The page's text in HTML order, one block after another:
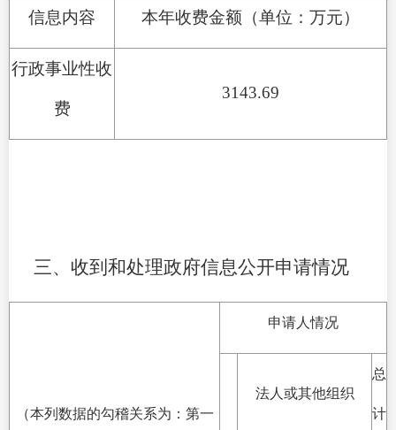
信息内容 本年收费金额（单位：万元）
行政事业性收
费
3143.69
三、收到和处理政府信息公开申请情况
（本列数据的勾稽关系为：第一
申请人情况
法人或其他组织
总
计